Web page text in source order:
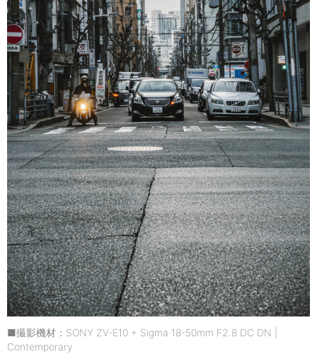
■撮影機材：SONY ZV-E10 + Sigma 18-50mm F2.8 DC DN |
Contemporary